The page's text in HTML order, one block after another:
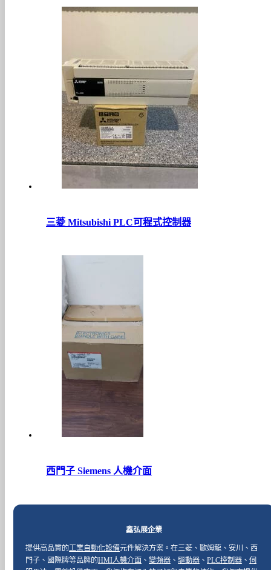
三菱 Mitsubishi PLC可程式控制器
西門子 Siemens 人機介面
鑫弘展企業
提供高品質的工業自動化設備元件解決方案。在三菱、歐姆龍、安川、西
門子、國際牌等品牌的HMI人機介面 、變頻器 、驅動器 、PLC控制器 、伺